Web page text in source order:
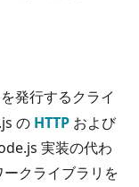
発行するクライ
の HTTP および
実装の代わ
クライブラリを